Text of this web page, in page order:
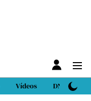
Vídeos DN Sport